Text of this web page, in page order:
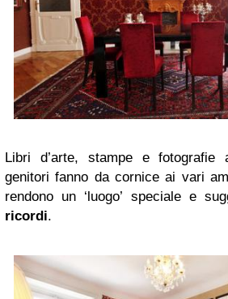
Libri d’arte, stampe e fotografie
genitori fanno da cornice ai vari
rendono un ‘luogo’ speciale e
ricordi.